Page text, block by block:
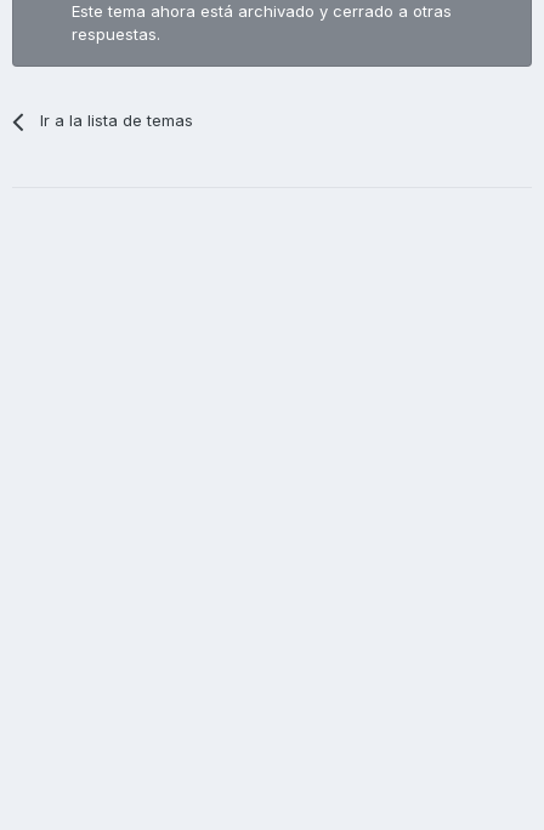
Este tema ahora está archivado y cerrado a otras
respuestas.
Ir a la lista de temas